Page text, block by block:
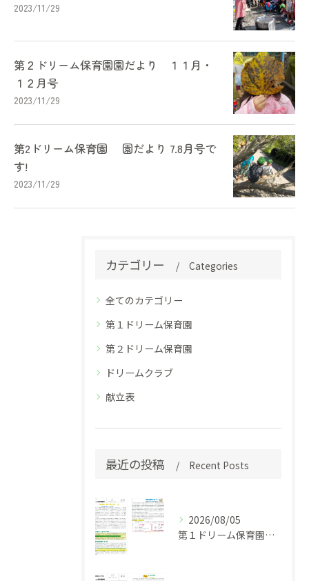
2023/11/29
第２ドリーム保育園園だより １１月・
１２月号
2023/11/29
第2ドリーム保育園 園だより 7.8月号で
す!
2023/11/29
カテゴリー Categories
全てのカテゴリー
第１ドリーム保育園
第２ドリーム保育園
ドリームクラブ
献立表
最近の投稿 Recent Posts
2026/08/05
第１ドリーム保育園 園だより 令和８年７月号